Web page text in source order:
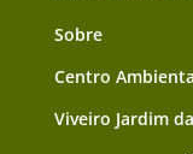
Sobre
Centro
Viveiro Jardim